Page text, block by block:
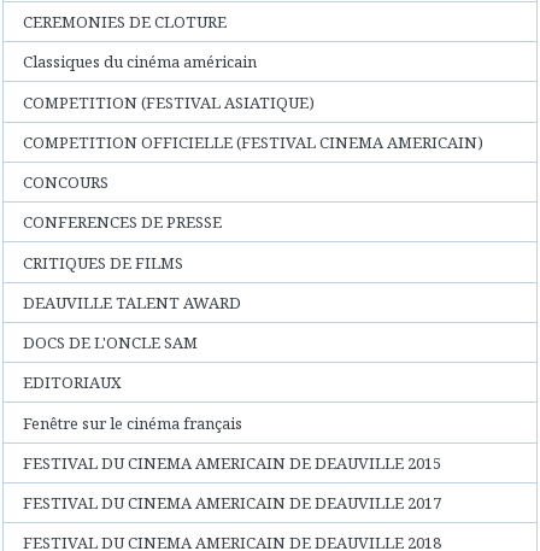
CEREMONIES DE CLOTURE
Classiques du cinéma américain
COMPETITION (FESTIVAL ASIATIQUE)
COMPETITION OFFICIELLE (FESTIVAL CINEMA AMERICAIN)
CONCOURS
CONFERENCES DE PRESSE
CRITIQUES DE FILMS
DEAUVILLE TALENT AWARD
DOCS DE L'ONCLE SAM
EDITORIAUX
Fenêtre sur le cinéma français
FESTIVAL DU CINEMA AMERICAIN DE DEAUVILLE 2015
FESTIVAL DU CINEMA AMERICAIN DE DEAUVILLE 2017
FESTIVAL DU CINEMA AMERICAIN DE DEAUVILLE 2018